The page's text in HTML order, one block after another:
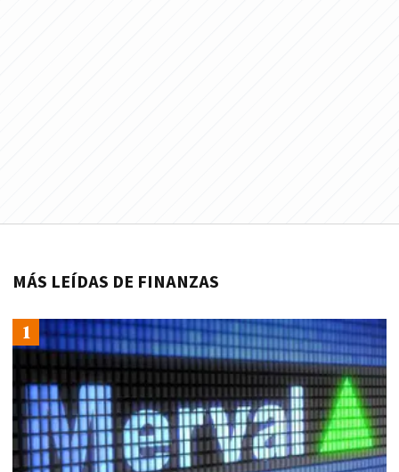
MÁS LEÍDAS DE FINANZAS